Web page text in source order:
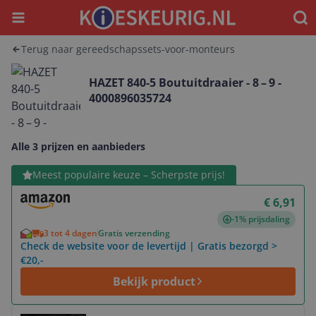
Menu
Terug naar gereedschapssets-voor-monteurs
HAZET 840-5 Boutuitdraaier - 8 – 9 -
4000896035724
Alle 3 prijzen en aanbieders
Meest populaire keuze – Scherpste prijs!
€ 6,91
-1% prijsdaling
3 tot 4 dagenGratis verzending
Check de website voor de levertijd | Gratis bezorgd >
€20,-
Bekijk product
Bekijk product
Bekijk product